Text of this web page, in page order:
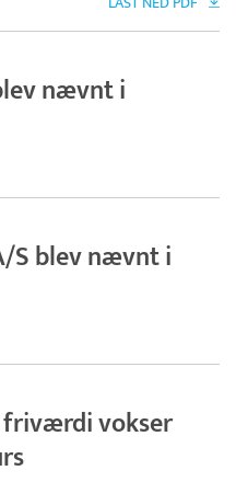
nævnt i
S blev nævnt i
friværdi vokser